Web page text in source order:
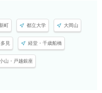
町 都立大学 大岡山
見 経堂・千歳船橋
山・戸越銀座